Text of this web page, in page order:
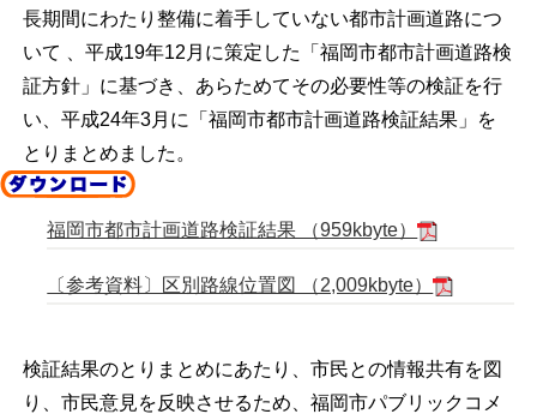
長期間にわたり整備に着手していない都市計画道路につ
いて 、平成19年12月に策定した「福岡市都市計画道路検
証方針」に基づき、あらためてその必要性等の検証を行
い、平成24年3月に「福岡市都市計画道路検証結果」を
とりまとめました。
福岡市都市計画道路検証結果 （959kbyte）
〔参考資料〕区別路線位置図 （2,009kbyte）
検証結果のとりまとめにあたり、市民との情報共有を図
り、市民意見を反映させるため、福岡市パブリックコメ